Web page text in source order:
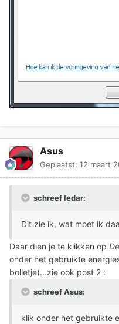
Asus
Geplaatst: 12 maart
schreef ledar:
Dit zie ik, wat moet ik
Daar dien je te klikken op
onder het gebruikte
bolletje)...zie ook post 2 :
schreef Asus:
klik onder het gebruikte